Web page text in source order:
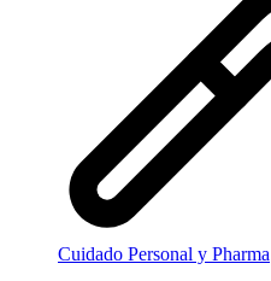
Cuidado Personal y Pharma